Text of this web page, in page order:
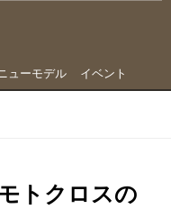
ューモデル イベント
トクロスの